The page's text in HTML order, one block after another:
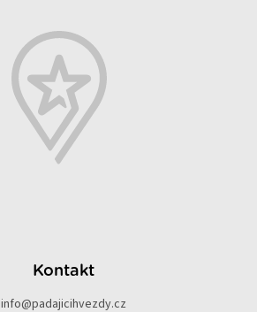
Kontakt
info@padajicihvezdy.cz